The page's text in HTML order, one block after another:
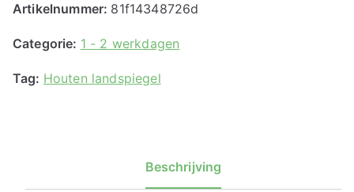
Artikelnummer: 81f14348726d
Categorie: 1 - 2 werkdagen
Tag: Houten landspiegel
Beschrijving